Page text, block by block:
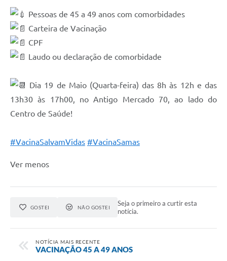
Plantão das Funerárias
Recebimento de Recursos
Serviço de Informação ao Cidadão
Termos de Fomento
Galeria de Fotos
Iluminação Pública
Pessoas de 45 a 49 anos com comorbidades
Carteira de Vacinação
CPF
Laudo ou declaração de comorbidade
Dia 19 de Maio (Quarta-feira) das 8h às 12h e das
13h30 às 17h00, no Antigo Mercado 70, ao lado do
Centro de Saúde!
#VacinaSalvamVidas #VacinaSamas
Ver menos
GOSTEI NÃO GOSTEI
Seja o primeiro a curtir esta
notícia.
NOTÍCIA MAIS RECENTE
VACINAÇÃO 45 A 49 ANOS